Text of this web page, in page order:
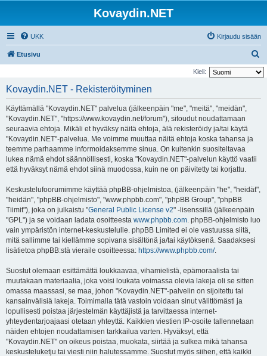
Kovaydin.NET
UKK Kirjaudu sisään
Etusivu
t
Kieli:
Kovaydin.NET - Rekisteröityminen
Käyttämällä "Kovaydin.NET" palvelua (jälkeenpäin "me", "meitä", "meidän",
"Kovaydin.NET", "https://www.kovaydin.net/forum"), sitoudut noudattamaan
seuraavia ehtoja. Mikäli et hyväksy näitä ehtoja, älä rekisteröidy ja/tai käytä
"Kovaydin.NET"-palvelua. Me voimme muuttaa näitä ehtoja koska tahansa ja
teemme parhaamme informoidaksemme sinua. On kuitenkin suositeltavaa
lukea nämä ehdot säännöllisesti, koska "Kovaydin.NET"-palvelun käyttö vaatii
että hyväksyt nämä ehdot siinä muodossa, kuin ne on päivitetty tai korjattu.
Keskustelufoorumimme käyttää phpBB-ohjelmistoa, (jälkeenpäin "he", "heidät",
"heidän", "phpBB-ohjelmisto", "www.phpbb.com", "phpBB Group", "phpBB
Tiimit"), joka on julkaistu "General Public License v2" -lisenssillä (jälkeenpäin
"GPL") ja se voidaan ladata osoitteesta www.phpbb.com. phpBB-ohjelmisto luo
vain ympäristön internet-keskustelulle. phpBB Limited ei ole vastuussa siitä,
mitä sallimme tai kiellämme sopivana sisältönä ja/tai käytöksenä. Saadaksesi
lisätietoa phpBB:stä vieraile osoitteessa: https://www.phpbb.com/.
Suostut olemaan esittämättä loukkaavaa, vihamielistä, epämoraalista tai
muutakaan materiaalia, joka voisi loukata voimassa olevia lakeja oli se sitten
omassa maassasi, se maa, johon "Kovaydin.NET"-palvelin on sijoitettu tai
kansainvälisiä lakeja. Toimimalla tätä vastoin voidaan sinut välittömästi ja
lopullisesti poistaa järjestelmän käyttäjistä ja tarvittaessa internet-
yhteydentarjoajaasi otetaan yhteyttä. Kaikkien viestien IP-osoite tallennetaan
näiden ehtojen noudattamisen tarkkailua varten. Hyväksyt, että
"Kovaydin.NET" on oikeus poistaa, muokata, siirtää ja sulkea mikä tahansa
keskusteluketju tai viesti niin halutessamme. Suostut myös siihen, että kaikki